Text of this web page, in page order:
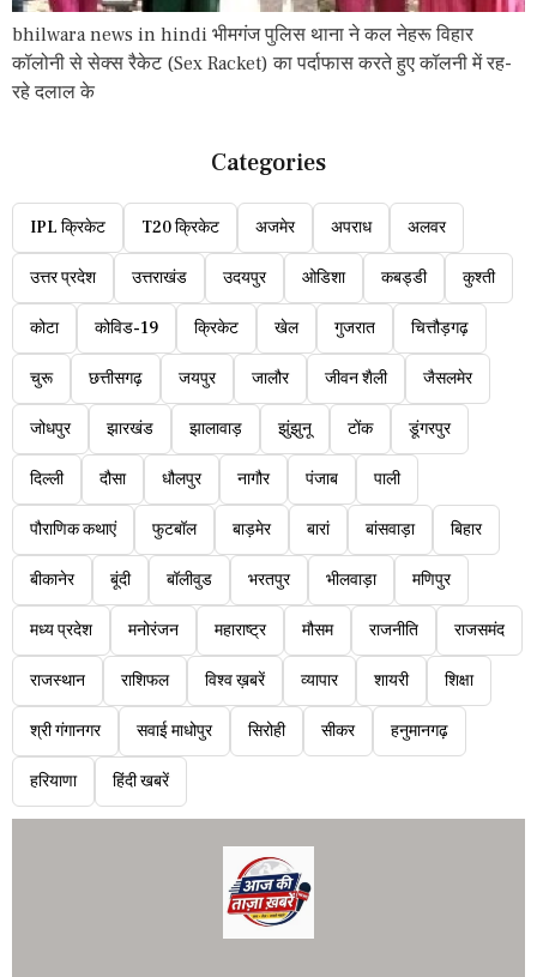
bhilwara news in hindi भीमगंज पुलिस थाना ने कल नेहरू विहार
कॉलोनी से सेक्स रैकेट (Sex Racket) का पर्दाफास करते हुए कॉलनी में रह-
रहे दलाल के
Categories
IPL क्रिकेट T20 क्रिकेट अजमेर अपराध अलवर
उत्तर प्रदेश उत्तराखंड उदयपुर ओडिशा कबड्डी कुश्ती
कोटा कोविड-19 क्रिकेट खेल गुजरात चित्तौड़गढ़
चुरू छत्तीसगढ़ जयपुर जालौर जीवन शैली जैसलमेर
जोधपुर झारखंड झालावाड़ झुंझुनू टोंक डूंगरपुर
दिल्ली दौसा धौलपुर नागौर पंजाब पाली
पौराणिक कथाएं फुटबॉल बाड़मेर बारां बांसवाड़ा बिहार
बीकानेर बूंदी बॉलीवुड भरतपुर भीलवाड़ा मणिपुर
मध्य प्रदेश मनोरंजन महाराष्ट्र मौसम राजनीति राजसमंद
राजस्थान राशिफल विश्व ख़बरें व्यापार शायरी शिक्षा
श्री गंगानगर सवाई माधोपुर सिरोही सीकर हनुमानगढ़
हरियाणा हिंदी खबरें